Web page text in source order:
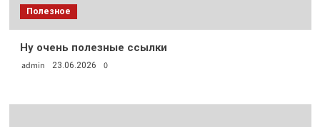
Полезное
Ну очень полезные ссылки
admin 23.06.2026 0